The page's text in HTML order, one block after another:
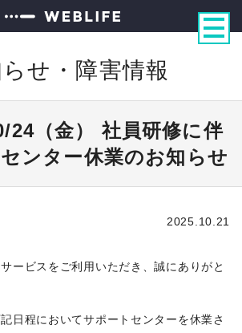
せ・障害情報
24（金） 社員研修に伴
ンター休業のお知らせ
2025.10.21
ービスをご利用いただき、誠にありがと
日程においてサポートセンターを休業さ